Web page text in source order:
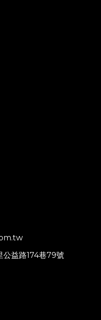
益路174巷79號